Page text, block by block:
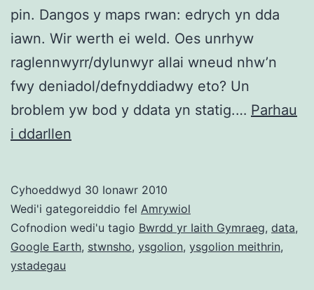
pin. Dangos y maps rwan: edrych yn dda
iawn. Wir werth ei weld. Oes unrhyw
raglennwyrr/dylunwyr allai wneud nhw’n
fwy deniadol/defnyddiadwy eto? Un
broblem yw bod y ddata yn statig.… Parhau
i ddarllen
–
Mapio’r
Iaith
Cyhoeddwyd 30 Ionawr 2010
Wedi'i gategoreiddio fel Amrywiol
Cofnodion wedi'u tagio Bwrdd yr Iaith Gymraeg, data,
Google Earth, stwnsho, ysgolion, ysgolion meithrin,
ystadegau